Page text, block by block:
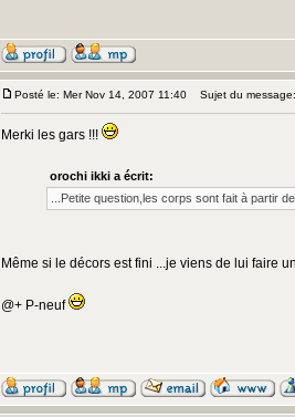
Posté le: Mer Nov 14, 2007 11:40 Sujet du message:
Merki les gars !!!
orochi ikki a écrit:
...Petite question,les corps sont fait à partir
Même si le décors est fini ...je viens de lui faire
@+ P-neuf